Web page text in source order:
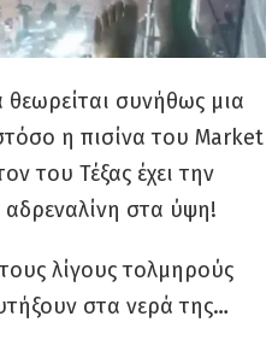
θεωρείται συνήθως μια
η πισίνα του Market
του Τέξας έχει την
αδρεναλίνη στα ύψη!
λίγους τολμηρούς
στα νερά της…